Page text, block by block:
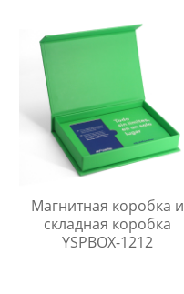
Магнитная коробка и
складная коробка
YSPBOX-1212